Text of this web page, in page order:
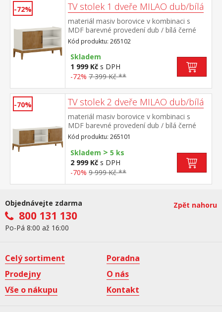
-72% TV stolek 1 dveře MILAO dub/bílá
materiál masiv borovice v kombinaci s
MDF barevné provedení dub / bílá černé
kovové úchytky 1 dvířka, 1 police
Kód produktu: 265102
Skladem
1 999 Kč s DPH
-72% 7 399 Kč **
-70% TV stolek 2 dveře MILAO dub/bílá
materiál masiv borovice v kombinaci s
MDF barevné provedení dub / bílá černé
kovové úchytky 2 dvířka, 1 police
Kód produktu: 265101
Skladem > 5 ks
2 999 Kč s DPH
-70% 9 999 Kč **
Objednávejte zdarma
800 131 130
Po-Pá 8:00 až 16:00
Zpět nahoru
Celý sortiment
Poradna
Prodejny
O nás
Vše o nákupu
Kontakt